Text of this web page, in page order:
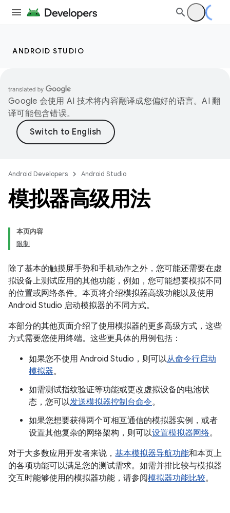
ANDROID STUDIO
Google 会使用 AI 技术将内容翻译成您偏好的语言。AI 翻
译可能包含错误。
Android Developers Android Studio
模拟器高级用法
本页内容
限制
除了基本的触摸屏手势和手机动作之外，您可能还需要在虚
拟设备上测试应用的其他功能，例如，您可能想要模拟不同
的位置或网络条件。本页将介绍模拟器高级功能以及使用
Android Studio 启动模拟器的不同方式。
本部分的其他页面介绍了使用模拟器的更多高级方式，这些
方式需要您使用终端。这些更具体的用例包括：
如果您不使用 Android Studio，则可以从命令行启动
模拟器。
如需测试指纹验证等功能或更改虚拟设备的电池状
态，您可以发送模拟器控制台命令。
如果您想要获得两个可相互通信的模拟器实例，或者
设置其他复杂的网络架构，则可以设置模拟器网络。
对于大多数应用开发者来说， 基本模拟器导航功能和本页上
的各项功能可以满足您的测试需求。如需并排比较与模拟器
交互时能够使用的模拟器功能，请参阅模拟器功能比较。